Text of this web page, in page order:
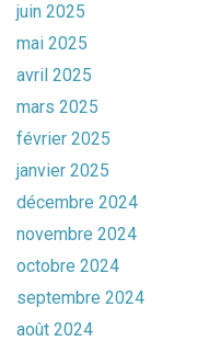
juin 2025
mai 2025
avril 2025
mars 2025
février 2025
janvier 2025
décembre 2024
novembre 2024
octobre 2024
septembre 2024
août 2024